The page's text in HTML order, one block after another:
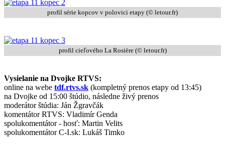
profil série kopcov v polovici etapy (© letour.fr)
profil cieľového La Rosière (© letour.fr)
Vysielanie na Dvojke RTVS:
online na webe tdf.rtvs.sk (kompletný prenos etapy od 13:45)
na Dvojke od 15:00 štúdio, následne živý prenos
moderátor štúdia: Ján Žgravčák
komentátor RTVS: Vladimír Genda
spolukomentátor - hosť: Martin Velits
spolukomentátor C-I.sk: Lukáš Timko